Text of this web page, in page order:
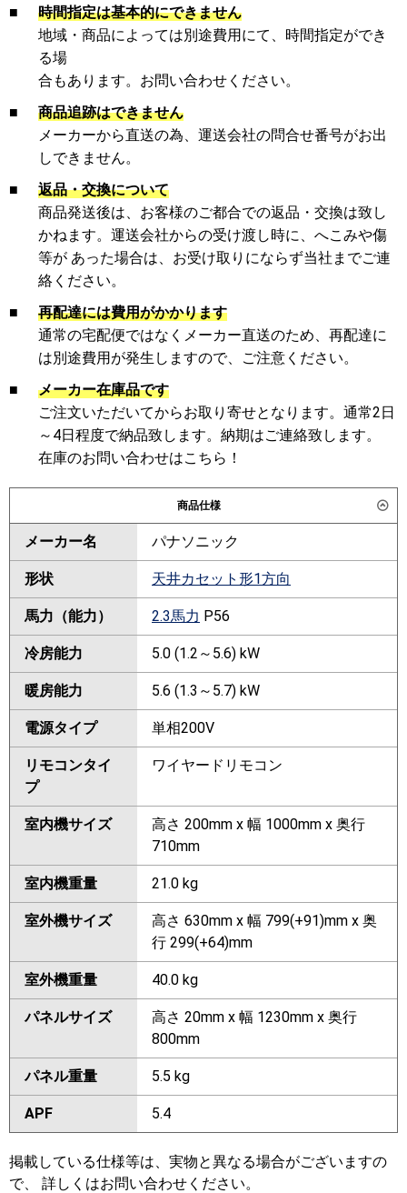
■
時間指定は基本的にできません
地域・商品によっては別途費用にて、時間指定ができ
る場
合もあります。お問い合わせください。
■
商品追跡はできません
メーカーから直送の為、運送会社の問合せ番号がお出
しできません。
■
返品・交換について
商品発送後は、お客様のご都合での返品・交換は致し
かねます。運送会社からの受け渡し時に、へこみや傷
等が あった場合は、お受け取りにならず当社までご連
絡ください。
■
再配達には費用がかかります
通常の宅配便ではなくメーカー直送のため、再配達に
は別途費用が発生しますので、ご注意ください。
■
メーカー在庫品です
ご注文いただいてからお取り寄せとなります。通常2日
～4日程度で納品致します。納期はご連絡致します。
在庫のお問い合わせはこちら！
商品仕様
メーカー名 パナソニック
形状 天井カセット形1方向
馬力（能力） 2.3馬力 P56
冷房能力 5.0 (1.2～5.6) kW
暖房能力 5.6 (1.3～5.7) kW
電源タイプ 単相200V
リモコンタイ
プ
ワイヤードリモコン
室内機サイズ
高さ 200mm x 幅 1000mm x 奥行
710mm
室内機重量 21.0 kg
室外機サイズ
高さ 630mm x 幅 799(+91)mm x 奥
行 299(+64)mm
室外機重量 40.0 kg
パネルサイズ
高さ 20mm x 幅 1230mm x 奥行
800mm
パネル重量 5.5 kg
APF 5.4
掲載している仕様等は、実物と異なる場合がございますの
で、 詳しくはお問い合わせください。